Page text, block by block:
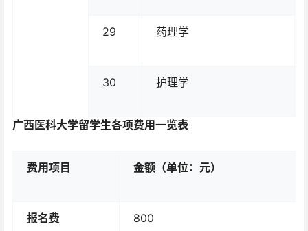
29 药理学
30 护理学
广西医科大学留学生各项费用一览表
费用项目 金额（单位：元）
报名费 800